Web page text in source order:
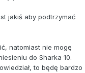
jakiś aby podtrzymać
natomiast nie mogę
do Sharka 10.
to będę bardzo